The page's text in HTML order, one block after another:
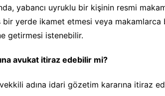
yabancı uyruklu bir kişinin resmi
bir yerde ikamet etmesi veya makamlarca
getirmesi istenebilir.
avukat itiraz edebilir mi?
adına idari gözetim kararına itiraz